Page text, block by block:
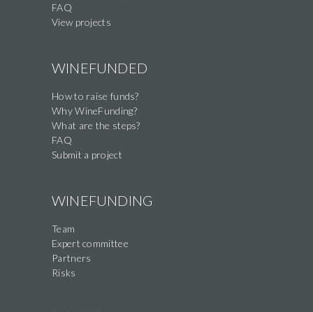
FAQ
View projects
WINEFUNDED
How to raise funds?
Why WineFunding?
What are the steps?
FAQ
Submit a project
WINEFUNDING
Team
Expert committee
Partners
Risks